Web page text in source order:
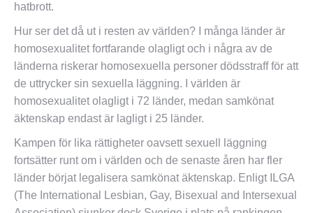
hatbrott.
Hur ser det då ut i resten av världen? I många länder är
homosexualitet fortfarande olagligt och i några av de
länderna riskerar homosexuella personer dödsstraff för att
de uttrycker sin sexuella läggning. I världen är
homosexualitet olagligt i 72 länder, medan samkönat
äktenskap endast är lagligt i 25 länder.
Kampen för lika rättigheter oavsett sexuell läggning
fortsätter runt om i världen och de senaste åren har fler
länder börjat legalisera samkönat äktenskap. Enligt ILGA
(The International Lesbian, Gay, Bisexual and Intersexual